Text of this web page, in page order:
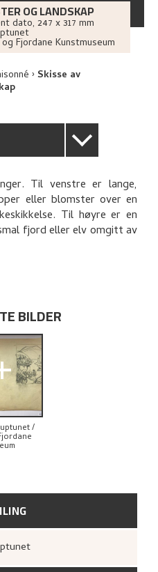
OG LANDSKAP
dato, 247 x 317 mm
Fjordane Kunstmuseum
Skisse av
Til venstre er lange,
eller blomster over en
Til høyre er en
fjord eller elv omgitt av
BILDER
/